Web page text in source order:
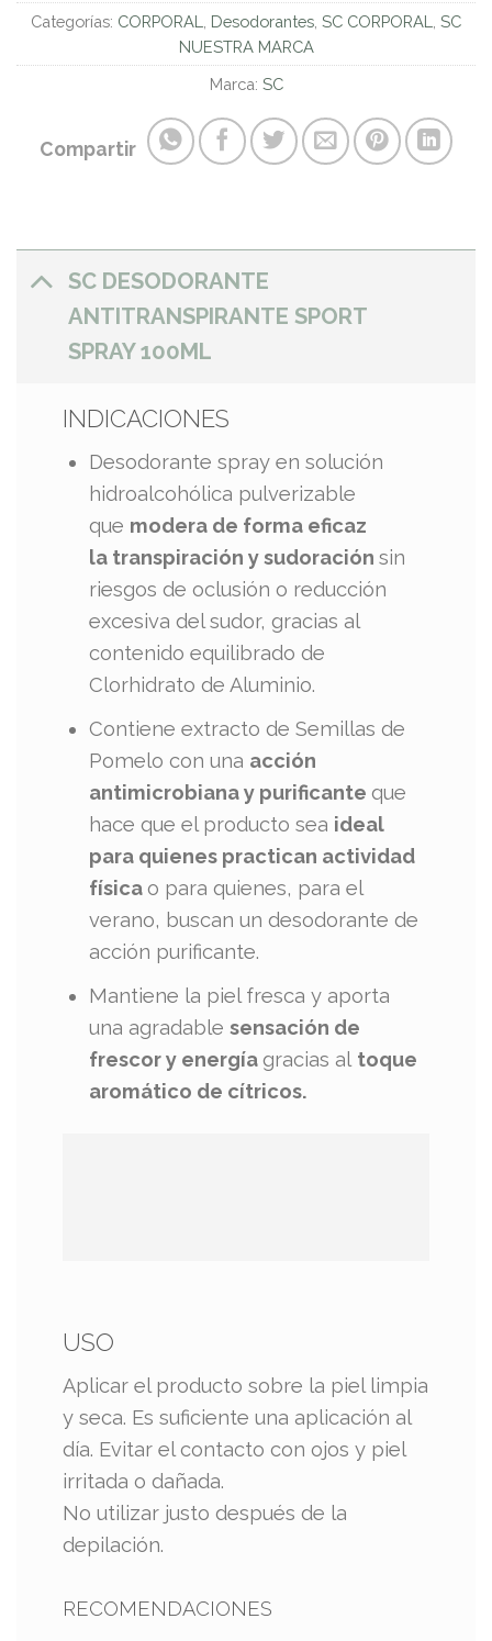
Categorías: CORPORAL Desodorantes SC CORPORAL
SC
NUESTRA MARCA
Marca: SC
Compartir
SC DESODORANTE
ANTITRANSPIRANTE SPORT
SPRAY 100ML
INDICACIONES
​​Desodorante spray en solución
hidroalcohólica pulverizable
que modera de forma eficaz
la transpiración y sudoraciónsin
riesgos de oclusión o reducción
excesiva del sudor, gracias al
contenido equilibrado de
Clorhidrato de Aluminio.
Contiene extracto de Semillas de
Pomelo con una acción
antimicrobiana y purificanteque
hace que el producto sea ideal
para quienes practican actividad
físicao para quienes, para el
verano, buscan un desodorante de
acción purificante.
Mantiene la piel fresca y aporta
una agradablesensación de
frescor y energíagracias al toque
aromático de cítricos.
USO
Aplicar el producto sobre la piel​ limpia
y seca.​ Es suficiente una aplicación al
día. Evitar el contacto con ojos y piel
irritada o dañada.
No utilizar justo después de la
depilación.​
RECOMENDACIONES